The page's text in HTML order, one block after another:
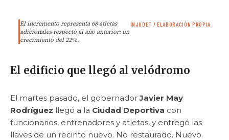
El incremento representa 68 atletas
adicionales respecto al año anterior: un
crecimiento del 22%.
INJUDET / ELABORACIÓN PROPIA
El edificio que llegó al velódromo
El martes pasado, el gobernadorJavier May
Rodríguez llegó a la Ciudad Deportiva con
funcionarios, entrenadores y atletas, y entregó las
llaves de un recinto nuevo. No restaurado. Nuevo.